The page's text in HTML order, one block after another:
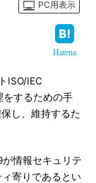
PC用表示
Hatena
ISO/IEC
するための手
し、維持するた
情報セキュリテ
寄りであるとい